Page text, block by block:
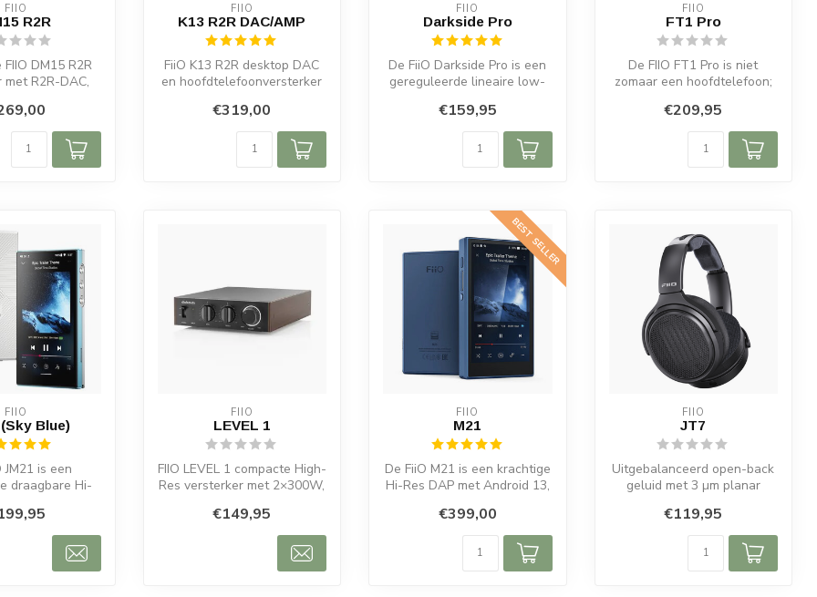
FIIO
R2R
DM15 R2R
R2R-DAC,
klank...
FIIO
K13 R2R DAC/AMP
FiiO K13 R2R desktop DAC
en hoofdtelefoonversterker
2×24...
€319,00
FIIO
Darkside Pro
De FiiO Darkside Pro is een
gereguleerde lineaire low-
ring...
€159,95
FIIO
FT1 Pro
De FIIO FT1 Pro is niet
zomaar een hoofdtelefoon;
we...
€209,95
FIIO
Blue)
JM21 is een
draagbare Hi-
maa...
FIIO
LEVEL 1
FIIO LEVEL 1 compacte High-
Res versterker met 2×300W,
€149,95
BEST SELLER
FIIO
M21
De FiiO M21 is een krachtige
Hi-Res DAP met Android 13,
€399,00
FIIO
JT7
Uitgebalanceerd open-back
geluid met 3 µm planar
€119,95